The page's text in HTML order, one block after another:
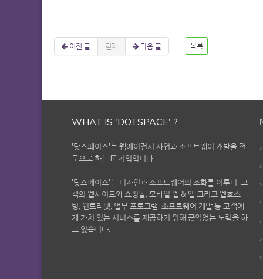
이전 글 현재 다음 글 목록
WHAT IS 'DOTSPACE' ?
'닷스페이스'는 웹에이전시 사업과 소프트웨어 개발을 전
문으로 하는 IT 기업입니다.
'닷스페이스'는 디자인과 소프트웨어의 조화를 이루며, 고
객의 웹사이트와 쇼핑몰, 모바일 웹 & 앱 그리고 웹호스
팅, 인트라넷, 업무 프로그램, 소프트웨어 개발 등 고객에
게 가치 있는 서비스를 제공하기 위해 끊임없는 노력을 하
고 있습니다.